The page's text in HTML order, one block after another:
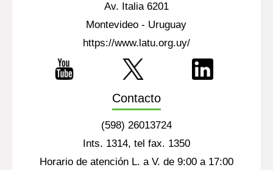
Av. Italia 6201
Montevideo - Uruguay
https://www.latu.org.uy/
Contacto
(598) 26013724
Ints. 1314, tel fax. 1350
Horario de atención L. a V. de 9:00 a 17:00